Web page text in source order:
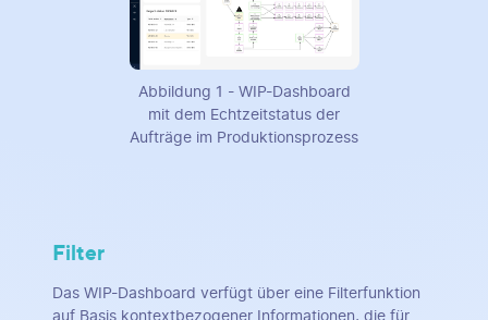
Abbildung 1 - WIP-Dashboard
mit dem Echtzeitstatus der
Aufträge im Produktionsprozess
Filter
Das WIP-Dashboard verfügt über eine Filterfunktion
auf Basis kontextbezogener Informationen, die für